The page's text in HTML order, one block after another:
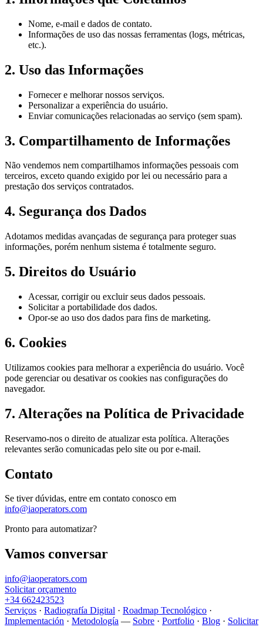
Nome, e-mail e dados de contato.
Informações de uso das nossas ferramentas (logs, métricas,
etc.).
2. Uso das Informações
Fornecer e melhorar nossos serviços.
Personalizar a experiência do usuário.
Enviar comunicações relacionadas ao serviço (sem spam).
3. Compartilhamento de Informações
Não vendemos nem compartilhamos informações pessoais com
terceiros, exceto quando exigido por lei ou necessário para a
prestação dos serviços contratados.
4. Segurança dos Dados
Adotamos medidas avançadas de segurança para proteger suas
informações, porém nenhum sistema é totalmente seguro.
5. Direitos do Usuário
Acessar, corrigir ou excluir seus dados pessoais.
Solicitar a portabilidade dos dados.
Opor-se ao uso dos dados para fins de marketing.
6. Cookies
Utilizamos cookies para melhorar a experiência do usuário. Você
pode gerenciar ou desativar os cookies nas configurações do
navegador.
7. Alterações na Política de Privacidade
Reservamo-nos o direito de atualizar esta política. Alterações
relevantes serão comunicadas pelo site ou por e-mail.
Contato
Se tiver dúvidas, entre em contato conosco em
info@iaoperators.com
Pronto para automatizar?
Vamos conversar
info@iaoperators.com
Solicitar orçamento
+34 662423523
Serviços · Radiografía Digital · Roadmap Tecnológico ·
Implementación · Metodología — Sobre · Portfolio · Blog · Solicitar